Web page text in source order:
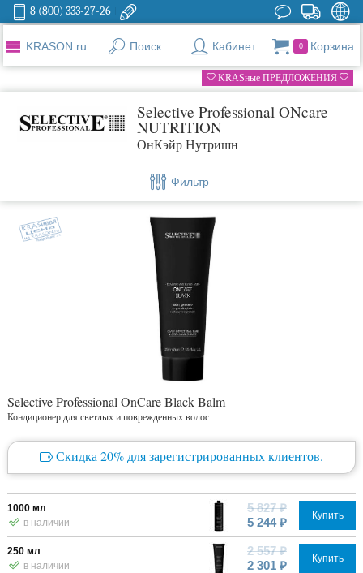
8 (800) 333-27-26
KRASON.ru Поиск Кабинет 0 Корзина
KRASные ПРЕДЛОЖЕНИЯ
Selective Professional ONcare
NUTRITION
ОнКэйр Нутришн
Фильтр
Selective Professional OnCare Black Balm
Кондиционер для светлых и поврежденных волос
Скидка 20% для зарегистрированных клиентов.
1000 мл
в наличии
5 827 ₽
5 244 ₽
Купить
250 мл
в наличии
2 557 ₽
2 301 ₽
Купить